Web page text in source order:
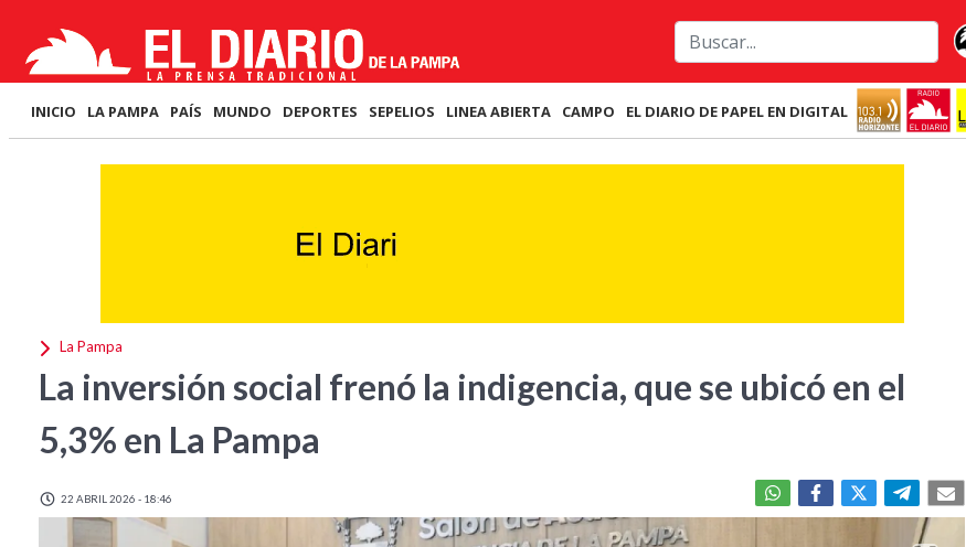
INICIO LA PAMPA PAÍS MUNDO DEPORTES SEPELIOS LINEA ABIERTA CAMPO EL DIARIO DE PAPEL EN DIGITAL
La Pampa
La inversión social frenó la indigencia, que se ubicó en el
5,3% en La Pampa
22 ABRIL 2026 - 18:46